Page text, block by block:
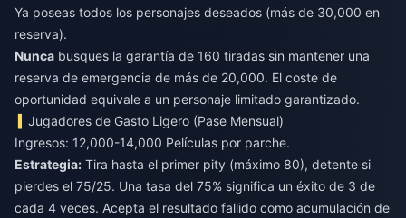
Ya poseas todos los personajes deseados (más de 30,000 en
reserva).
Nunca busques la garantía de 160 tiradas sin mantener una
reserva de emergencia de más de 20,000. El coste de
oportunidad equivale a un personaje limitado garantizado.
Jugadores de Gasto Ligero (Pase Mensual)
Ingresos: 12,000-14,000 Películas por parche.
Estrategia: Tira hasta el primer pity (máximo 80), detente si
pierdes el 75/25. Una tasa del 75% significa un éxito de 3 de
cada 4 veces. Acepta el resultado fallido como acumulación de